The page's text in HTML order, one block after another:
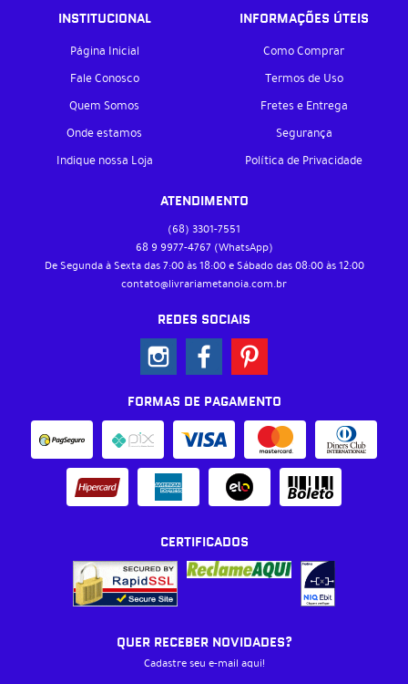
INSTITUCIONAL
Página Inicial
Fale Conosco
Quem Somos
Onde estamos
Indique nossa Loja
INFORMAÇÕES ÚTEIS
Como Comprar
Termos de Uso
Fretes e Entrega
Segurança
Política de Privacidade
ATENDIMENTO
(68) 3301-7551
68 9 9977-4767 (WhatsApp)
De Segunda à Sexta das 7:00 às 18:00 e Sábado das 08:00 às 12:00
contato@livrariametanoia.com.br
REDES SOCIAIS
FORMAS DE PAGAMENTO
CERTIFICADOS
QUER RECEBER NOVIDADES?
Cadastre seu e-mail aqui!